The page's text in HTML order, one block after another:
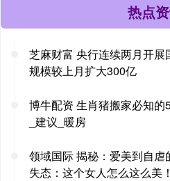
热点
芝麻财富 央行连续两月开
规模较上月扩大300亿
博牛配资 生肖猪搬家必知
_建议_暖房
领域国际 揭秘：爱美到自
失态：这个女人怎么这么美！